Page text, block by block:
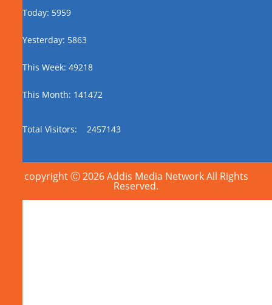
Today: 5959
Yesterday: 5863
This Week: 49218
This Month: 141472
Total Visitors: 2457143
copyright Ⓒ 2026 Addis Media Network All Rights
Reserved.